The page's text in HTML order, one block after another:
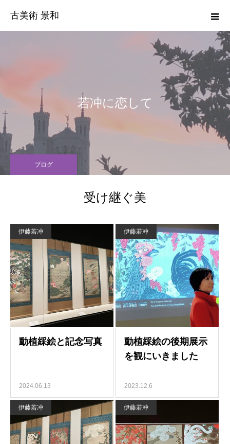
古美術 景和
若冲に恋して
ブログ
受け継ぐ美
伊藤若冲
2024.06.13
伊藤若冲
2023.12.6
伊藤若冲 伊藤若冲